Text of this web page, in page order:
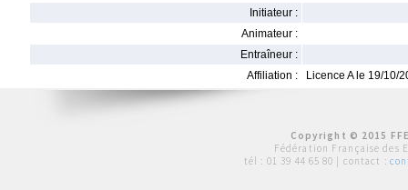
Initiateur :
Animateur :
Entraîneur :
Affiliation :
Licence A le 19/10/
Copyright © 2015
Fédération Française des
tél : 01 39 44 65 80 | contact :